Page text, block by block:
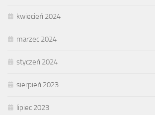
kwiecień 2024
marzec 2024
styczeń 2024
sierpień 2023
lipiec 2023